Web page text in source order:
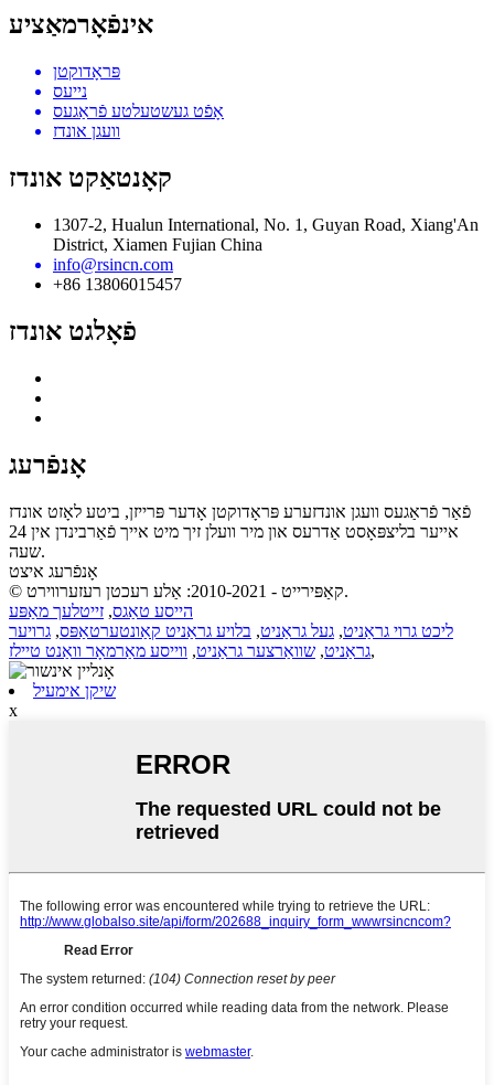
אינפֿאָרמאַציע
פּראָדוקטן
נייעס
אָפֿט געשטעלטע פֿראַגעס
וועגן אונדז
קאָנטאַקט אונדז
1307-2, Hualun International, No. 1, Guyan Road, Xiang'An
District, Xiamen Fujian China
info@rsincn.com
+86 13806015457
פֿאָלגט אונדז
אָנפֿרעג
פֿאַר פֿראַגעס וועגן אונדזערע פּראָדוקטן אָדער פּרייזן, ביטע לאָזט אונדז
אייער בליצפּאָסט אַדרעס און מיר וועלן זיך מיט אייך פֿאַרבינדן אין 24
שעה.
אָנפֿרעג איצט
© קאַפּירייט - 2010-2021: אַלע רעכטן רעזערווירט.
הייסע טאַגס, זייטלעך מאַפּע
ליכט גרוי גראַניט, געל גראַניט, בלויע גראַניט קאַונטערטאַפּס, גרויער
גראַניט, שוואַרצער גראַניט, ווייסע מאַרמאָר וואַנט טיילז ,
שיקן אימעיל
x